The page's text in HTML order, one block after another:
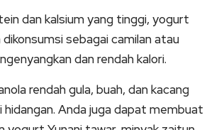
dan kalsium yang tinggi, yogurt
sebagai camilan atau
dan rendah kalori.
rendah gula, buah, dan kacang
hidangan. Anda juga dapat membuat